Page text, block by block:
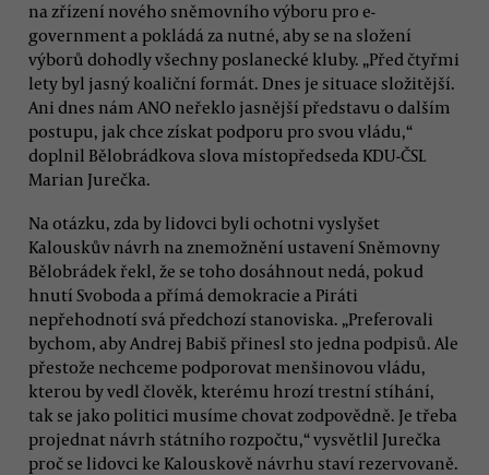
na zřízení nového sněmovního výboru pro e-
government a pokládá za nutné, aby se na složení
výborů dohodly všechny poslanecké kluby. „Před čtyřmi
lety byl jasný koaliční formát. Dnes je situace složitější.
Ani dnes nám ANO neřeklo jasnější představu o dalším
postupu, jak chce získat podporu pro svou vládu,“
doplnil Bělobrádkova slova místopředseda KDU-ČSL
Marian Jurečka.
Na otázku, zda by lidovci byli ochotni vyslyšet
Kalouskův návrh na znemožnění ustavení Sněmovny
Bělobrádek řekl, že se toho dosáhnout nedá, pokud
hnutí Svoboda a přímá demokracie a Piráti
nepřehodnotí svá předchozí stanoviska. „Preferovali
bychom, aby Andrej Babiš přinesl sto jedna podpisů. Ale
přestože nechceme podporovat menšinovou vládu,
kterou by vedl člověk, kterému hrozí trestní stíhání,
tak se jako politici musíme chovat zodpovědně. Je třeba
projednat návrh státního rozpočtu,“ vysvětlil Jurečka
proč se lidovci ke Kalouskově návrhu staví rezervovaně.